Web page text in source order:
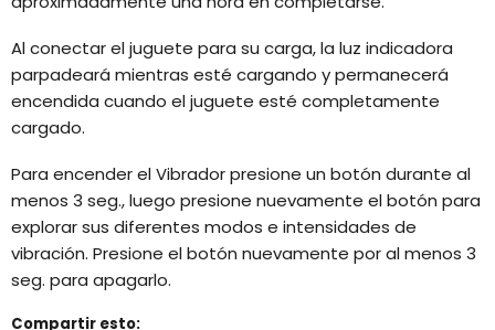
Al conectar el juguete para su carga, la luz indicadora
parpadeará mientras esté cargando y permanecerá
encendida cuando el juguete esté completamente
cargado.
Para encender el Vibrador presione un botón durante al
menos 3 seg., luego presione nuevamente el botón para
explorar sus diferentes modos e intensidades de
vibración. Presione el botón nuevamente por al menos 3
seg. para apagarlo.
Compartir esto: